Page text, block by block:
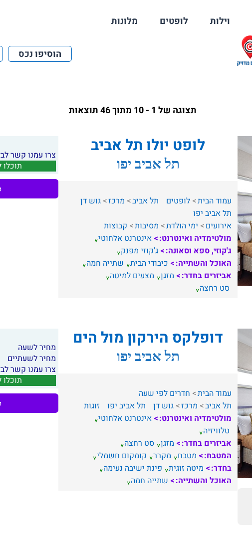
וילות לופטים מלונות
הוסיפו נכס
תצוגה של 1 - 10 מתוך 46 תוצאות
לופט יולו תל אביב
תל אביב יפו
עמוד הבית לופטים תל אביב מרכז
גוש דן
תל אביב יפו
אירועים
ימי הולדת מסיבות
קבוצות
מולטימדיה ואינטרנט:
אינטרנט אלחוטי
ג'קוזי, ספא וסאונה:
ג'קוזי מפנק
האוכל והשתייה:
כיבודי הבית שתייה חמה
אביזרים בחדר:
מזגן מצעים למיטה
סט רחצה
צרו עמנו קשר
דופלקס הירקון מול הים
תל אביב יפו
עמוד הבית
חדרים לפי שעה
תל אביב
מרכז גוש דן תל אביב יפו
זוגות
מולטימדיה ואינטרנט:
אינטרנט אלחוטי
טלוויזיה
אביזרים בחדר:
מזגן סט רחצה
המטבח:
מטבח מקרר קומקום חשמלי
בחדר:
מיטה זוגית פינת ישיבה נעימה
האוכל והשתייה:
שתייה חמה
מחיר לשעה
מחיר לשעתיים
צרו עמנו קשר